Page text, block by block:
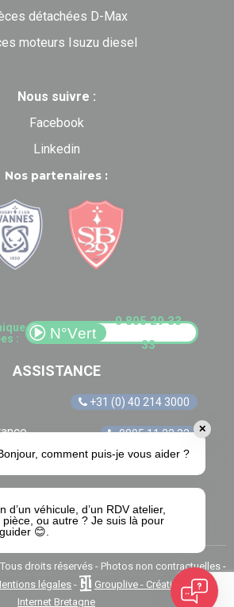
détachées D-Max
moteurs Isuzu diesel
Nous suivre :
Facebook
Linkedin
Nos partenaires :
:
0 805 29 33
33
ASSISTANCE
+31 (0) 40 214 3000
0805 11 22 33
droits réservés - Photos non contractuelles -
légales-
Grouplive - Création de site
Internet Bretagne
✕
comment puis-je vous aider ?
d’un véhicule, d’un RDV atelier,
pièce, ou autre ? Je suis là pour
😊.